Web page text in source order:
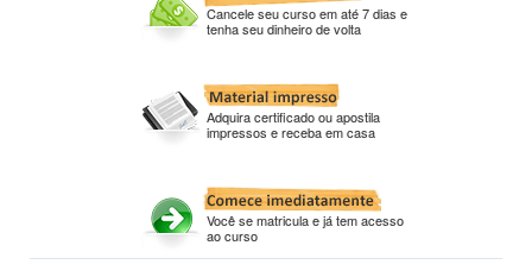
Cancele seu curso em até 7 dias e
tenha seu dinheiro de volta
Adquira certificado ou apostila
impressos e receba em casa
Você se matricula e já tem acesso
ao curso